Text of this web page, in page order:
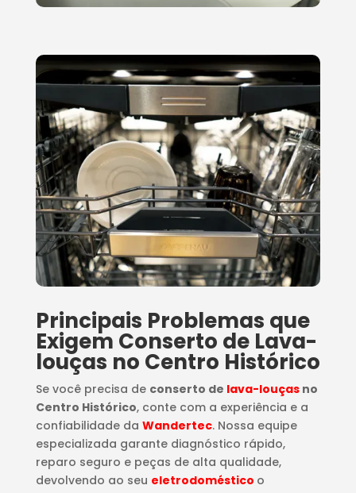
Principais Problemas que
Exigem Conserto de Lava-
louças no Centro Histórico
Se você precisa de conserto de lava-louçasno
Centro Histórico, conte com a experiência e a
confiabilidade da Wandertec. Nossa equipe
especializada garante diagnóstico rápido,
reparo seguro e peças de alta qualidade,
devolvendo ao seu eletrodoméstico o